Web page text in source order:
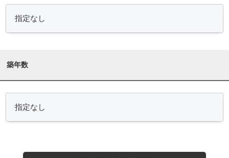
築年数